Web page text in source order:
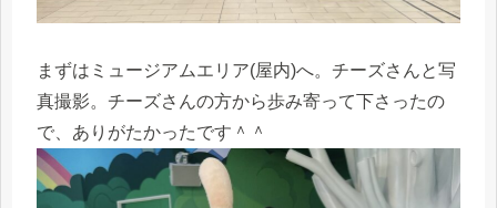
まずはミュージアムエリア(屋内)へ。チーズさんと写
真撮影。チーズさんの方から歩み寄って下さったの
で、ありがたかったです＾＾